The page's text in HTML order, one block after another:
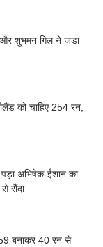
शुभमन गिल ने जड़ा
को चाहिए 254 रन,
अभिषेक-ईशान का
रौंदा
बनाकर 40 रन से